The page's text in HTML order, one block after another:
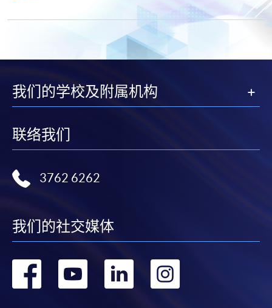
Certificate for Module (Technical Analysis and Data Analytics for Stock
Executive Diploma in Financial Analytics
我们的学校及附属机构
联络我们
3762 6262
我们的社交媒体
转
转
转